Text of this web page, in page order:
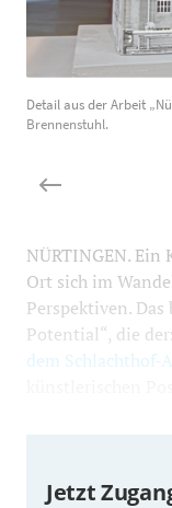
Detail aus der Arbeit
Brennenstuhl.
NÜRTINGEN. Ein
Ort sich im
Perspektiven.
Potential“, die
dem Schlachthof-
Jetzt